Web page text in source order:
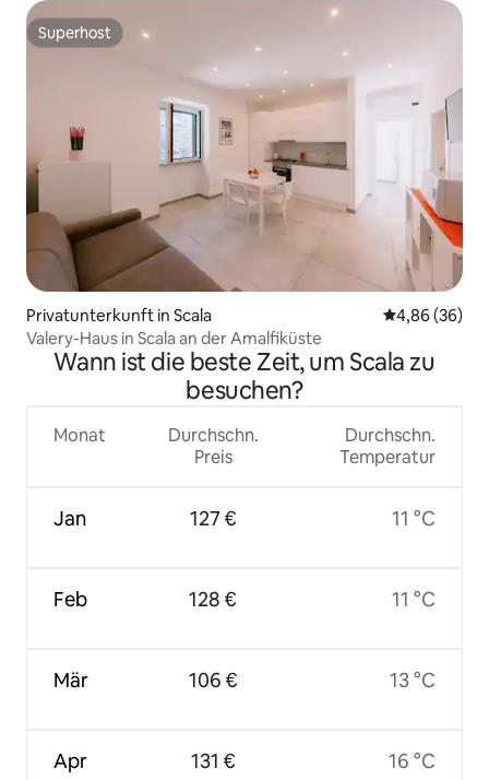
Superhost
Superhost
Privatunterkunft in Scala
4,86 (36)
Valery-Haus in Scala an der Amalfiküste
Wann ist die beste Zeit, um Scala zu
besuchen?
Monat
Jan
Feb
Mär
Apr
Durchschn.
Preis
127 €
128 €
106 €
131 €
Durchschn.
Temperatur
11 °C
11 °C
13 °C
16 °C